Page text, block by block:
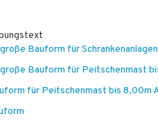
Bauform für
Bauform für Peitschenmast
für Peitschenmast bis 8,00m